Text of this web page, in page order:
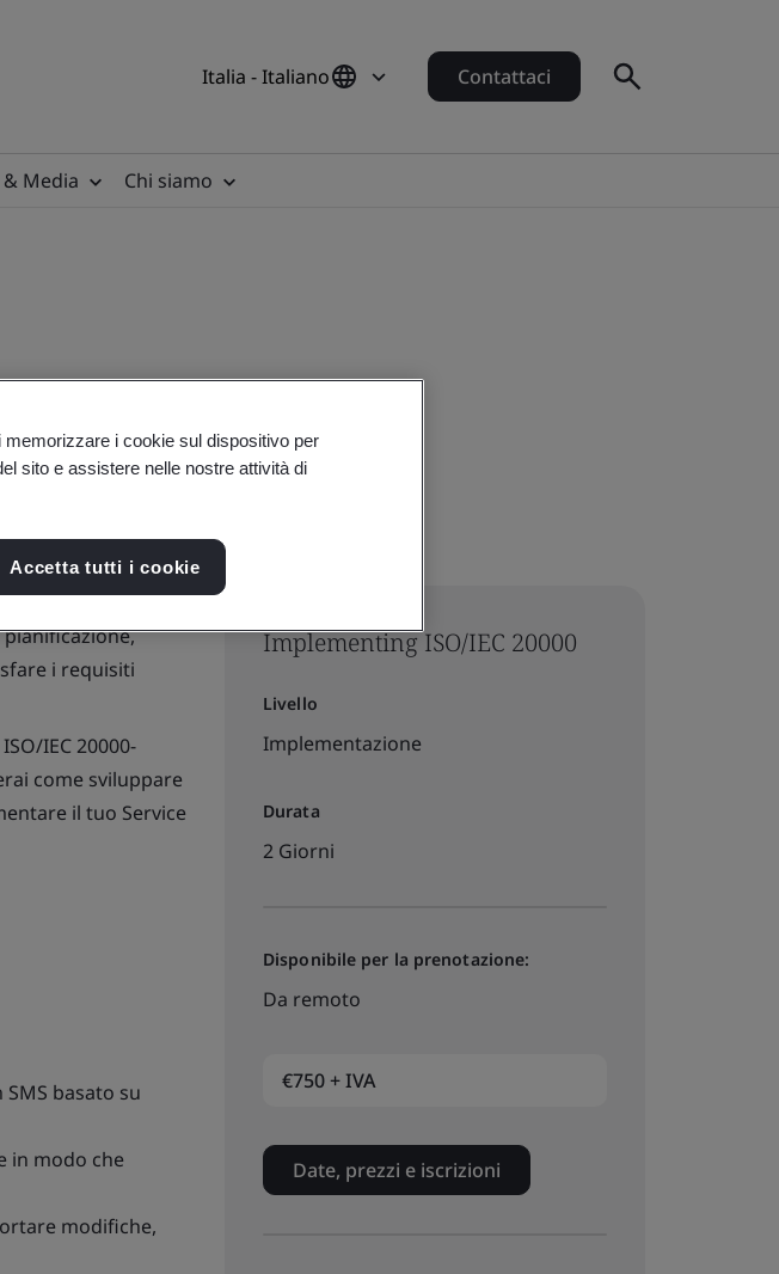
Italia - Italiano Contattaci
Media Chi siamo
Implementing ISO/IEC 20000
Livello
Implementazione
Durata
2 Giorni
Disponibile per la prenotazione:
Da remoto
€750 + IVA
Date, prezzi e iscrizioni
di Gestione
pianificazione,
i requisiti
IEC 20000-
come sviluppare
il tuo Service
basato su
in modo che
modifiche,
i cookie sul dispositivo per
sito e assistere nelle nostre attività di
Accetta tutti i cookie